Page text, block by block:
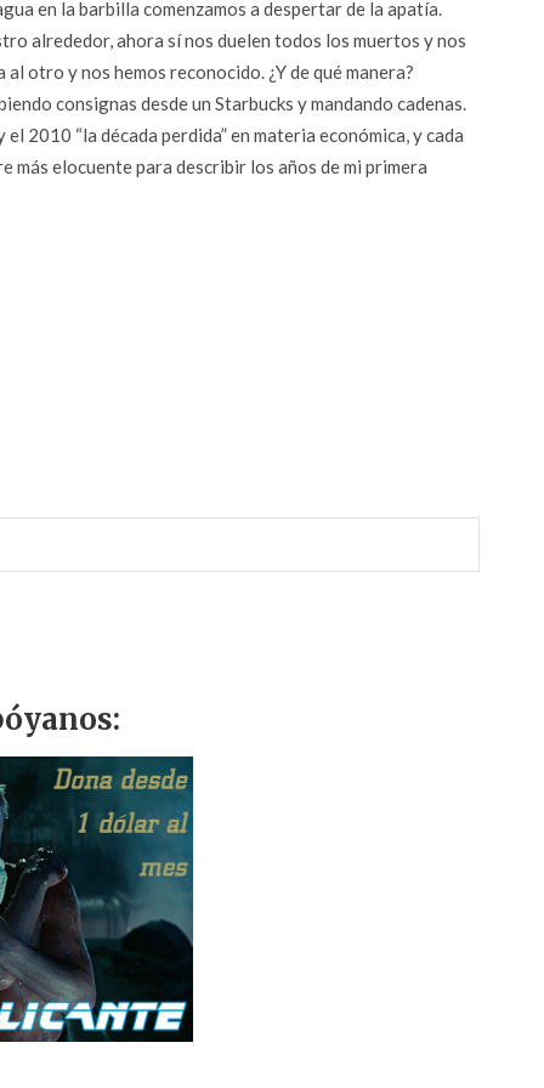
en la barbilla comenzamos a despertar de la apatía.
alrededor, ahora sí nos duelen todos los muertos y nos
otro y nos hemos reconocido. ¿Y de qué manera?
consignas desde un Starbucks y mandando cadenas.
2010 “la década perdida” en materia económica, y cada
más elocuente para describir los años de mi primera